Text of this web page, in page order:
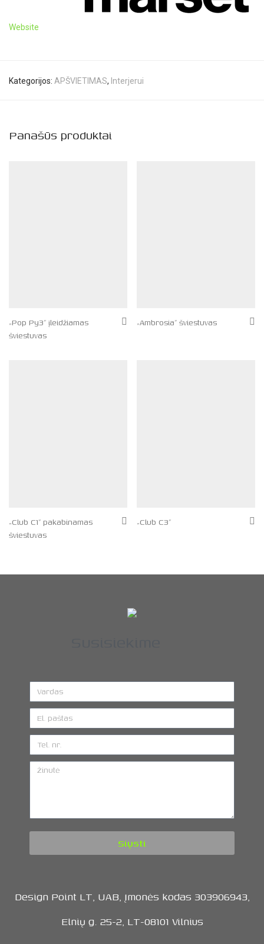
Website
Kategorijos: APŠVIETIMAS, Interjerui
Panašūs produktai
„Pop Py3” įleidžiamas
šviestuvas
„Ambrosia” šviestuvas
„Club C1” pakabinamas
šviestuvas
„Club C3”
Siųsti
Design Point LT, UAB, Įmonės kodas 303906943,
Elnių g. 25-2, LT-08101 Vilnius